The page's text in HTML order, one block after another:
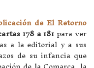
de El Retorno
178 a 181para ver
a la editorial y a sus
de su infancia que